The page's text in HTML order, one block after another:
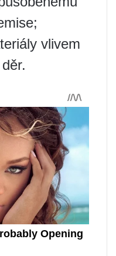
vlivem